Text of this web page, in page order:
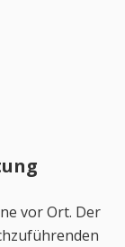
vor Ort. Der